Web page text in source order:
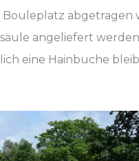
Bouleplatz abgetragen
angeliefert
eine Hainbuche